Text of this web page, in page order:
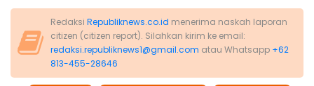
Redaksi Republiknews.co.id menerima naskah laporan
citizen (citizen report). Silahkan kirim ke email:
redaksi.republiknews1@gmail.com atau Whatsapp +62
813-455-28646